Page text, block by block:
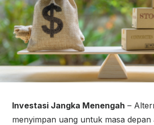
Investasi Jangka Menengah –
menyimpan uang untuk masa depan